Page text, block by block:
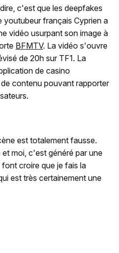
c'est que les deepfakes
youtubeur français Cyprien a
vidéo usurpant son image à
BFMTV. La vidéo s'ouvre
de 20h sur TF1. La
de casino
contenu pouvant rapporter
est totalement fausse.
moi, c'est généré par une
croire que je fais la
est très certainement une